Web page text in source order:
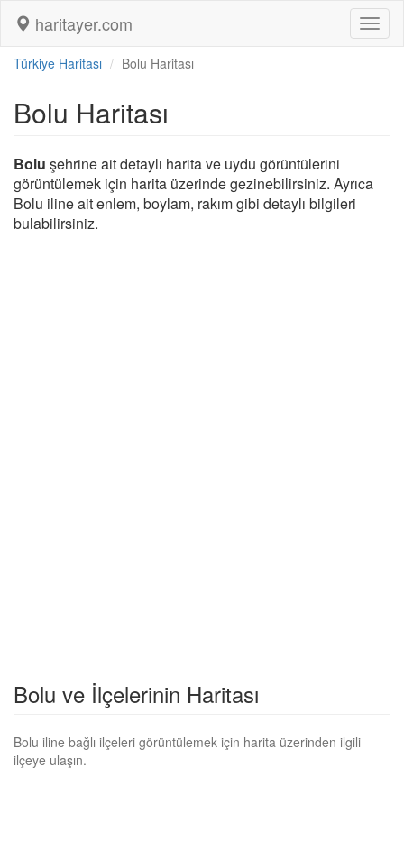
haritayer.com
Türkiye Haritası Bolu Haritası
Bolu Haritası
Bolu şehrine ait detaylı harita ve uydu görüntülerini
görüntülemek için harita üzerinde gezinebilirsiniz. Ayrıca
Bolu iline ait enlem, boylam, rakım gibi detaylı bilgileri
bulabilirsiniz.
Bolu ve İlçelerinin Haritası
Bolu iline bağlı ilçeleri görüntülemek için harita üzerinden ilgili
ilçeye ulaşın.